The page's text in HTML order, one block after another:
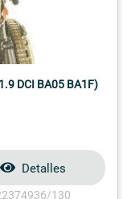
DCI BA05 BA1F)
Detalles
130